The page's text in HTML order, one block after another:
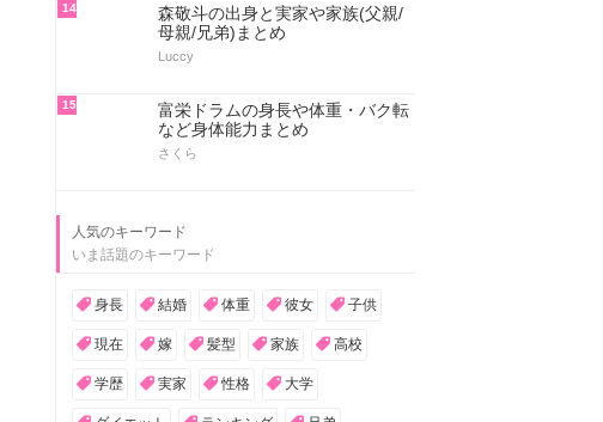
14
森敬斗の出身と実家や家族(父親/
母親/兄弟)まとめ
Luccy
15
富栄ドラムの身長や体重・バク転
など身体能力まとめ
さくら
人気のキーワード
いま話題のキーワード
身長 結婚 体重 彼女 子供
現在 嫁 髪型 家族 高校
学歴 実家 性格 大学